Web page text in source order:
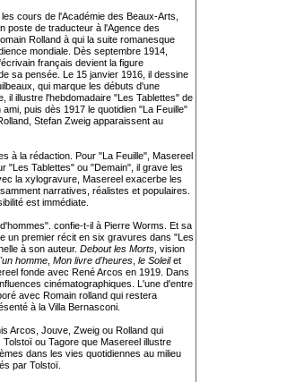
cours de l'Académie des Beaux-Arts,
poste de traducteur à l'Agence des
Rolland à qui la suite romanesque
mondiale. Dès septembre 1914,
l'écrivain français devient la figure
sa pensée. Le 15 janvier 1916, il dessine
qui marque les débuts d'une
il illustre l'hebdomadaire "Les Tablettes" de
puis dès 1917 le quotidien "La Feuille"
Stefan Zweig apparaissent au
à la rédaction. Pour "La Feuille", Masereel
"Les Tablettes" ou "Demain", il grave les
la xylogravure, Masereel exacerbe les
narratives, réalistes et populaires.
est immédiate.
confie-t-il à Pierre Worms. Et sa
un premier récit en six gravures dans "Les
à son auteur. Debout les Morts , vision
homme Mon livre d'heures le Soleilet
fonde avec René Arcos en 1919. Dans
cinématographiques. L'une d'entre
avec Romain rolland qui restera
à la Villa Bernasconi.
Arcos, Jouve, Zweig ou Rolland qui
ou Tagore que Masereel illustre
dans les vies quotidiennes au milieu
par Tolstoï.